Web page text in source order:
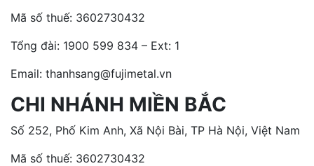
Mã số thuế: 3602730432
Tổng đài: 1900 599 834 – Ext: 1
Email: thanhsang@fujimetal.vn
CHI NHÁNH MIỀN BẮC
Số 252, Phố Kim Anh, Xã Nội Bài, TP Hà Nội, Việt Nam
Mã số thuế: 3602730432